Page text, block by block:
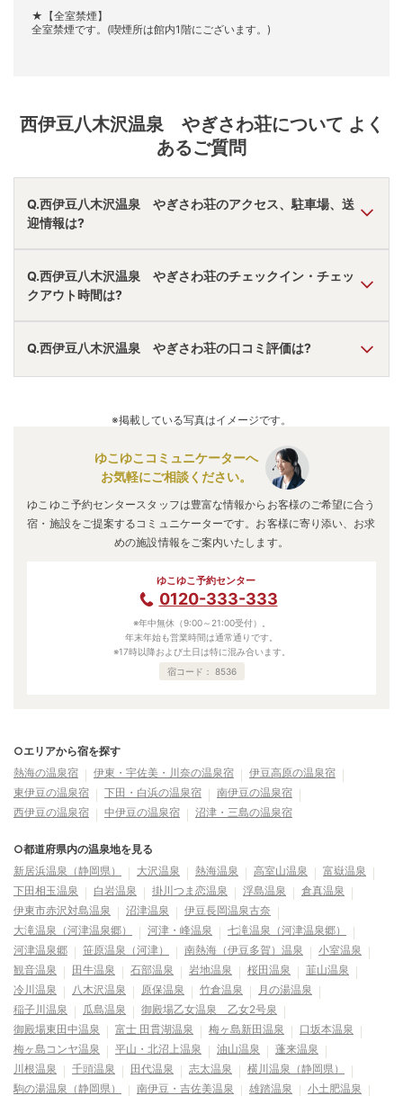
★【全室禁煙】
全室禁煙です。(喫煙所は館内1階にございます。)
西伊豆八木沢温泉 やぎさわ荘について よく
あるご質問
Q.西伊豆八木沢温泉 やぎさわ荘のアクセス、駐車場、送
迎情報は?
A. 車で東名沼津ＩＣより90分。
駐車場あり。
アクセス情報の詳細は
Q.西伊豆八木沢温泉 やぎさわ荘のチェックイン・チェッ
クアウト時間は?
A. チェックインは 15:00~17:00、チェックアウトは〜
10:00
です。
※プランによって異なる場合があります。
Q.西伊豆八木沢温泉 やぎさわ荘の口コミ評価は?
口コミ情報の詳細は
こちら。
※掲載している写真はイメージです。
ゆこゆこコミュニケーターへ
お気軽にご相談ください。
ゆこゆこ予約センタースタッフは豊富な情報からお客様のご希望に合う
宿・施設をご提案するコミュニケーターです。お客様に寄り添い、お求
めの施設情報をご案内いたします。
ゆこゆこ予約センター
0120-333-333
※年中無休（9:00～21:00受付）。
年末年始も営業時間は通常通りです。
※17時以降および土日は特に混み合います。
宿コード： 8536
○エリアから宿を探す
熱海の温泉宿
伊東・宇佐美・川奈の温泉宿
伊豆高原の温泉宿
東伊豆の温泉宿
下田・白浜の温泉宿
南伊豆の温泉宿
西伊豆の温泉宿
中伊豆の温泉宿 沼津・三島の温泉宿
○都道府県内の温泉地を見る
新居浜温泉（静岡県）
大沢温泉 熱海温泉 高室山温泉
富嶽温泉
下田相玉温泉
白岩温泉 掛川つま恋温泉 浮島温泉
倉真温泉
伊東市赤沢対島温泉
沼津温泉
伊豆長岡温泉古奈
大滝温泉（河津温泉郷）
河津・峰温泉
七滝温泉（河津温泉郷）
河津温泉郷
笹原温泉（河津） 南熱海（伊豆多賀）温泉
小室温泉
観音温泉
田牛温泉 石部温泉 岩地温泉 桜田温泉
韮山温泉
冷川温泉
八木沢温泉 原保温泉 竹倉温泉
月の湯温泉
稲子川温泉
瓜島温泉
御殿場乙女温泉 乙女2号泉
御殿場東田中温泉
富士 田貫湖温泉 梅ヶ島新田温泉
口坂本温泉
梅ヶ島コンヤ温泉
平山・北沼上温泉 油山温泉
蓬来温泉
川根温泉
千頭温泉 田代温泉 志太温泉
横川温泉（静岡県）
駒の湯温泉（静岡県）
南伊豆・吉佐美温泉 雄踏温泉 小土肥温泉